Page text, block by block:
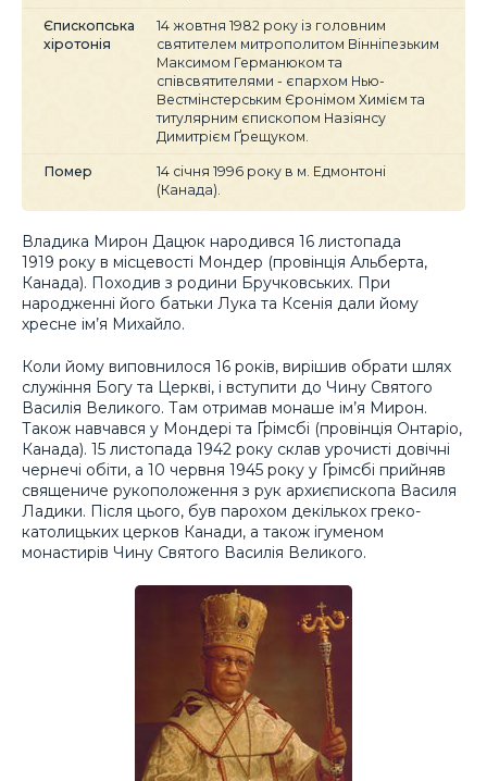
Єпископська
хіротонія
14 жовтня 1982 року із головним
святителем митрополитом Вінніпезьким
Максимом Германюком та
співсвятителями - єпархом Нью-
Вестмінстерським Єронімом Химієм та
титулярним єпископом Назіянсу
Димитрієм Ґрещуком.
Помер
14 січня 1996 року в м. Едмонтоні
(Канада).
Владика Мирон Дацюк народився 16 листопада
1919 року в місцевості Мондер (провінція Альберта,
Канада). Походив з родини Бручковських. При
народженні його батьки Лука та Ксенія дали йому
хресне ім’я Михайло.
Коли йому виповнилося 16 років, вирішив обрати шлях
служіння Богу та Церкві, і вступити до Чину Святого
Василія Великого. Там отримав монаше ім’я Мирон.
Також навчався у Мондері та Ґрімсбі (провінція Онтаріо,
Канада). 15 листопада 1942 року склав урочисті довічні
чернечі обіти, а 10 червня 1945 року у Ґрімсбі прийняв
священиче рукоположення з рук архиєпископа Василя
Ладики. Після цього, був парохом декількох греко-
католицьких церков Канади, а також ігуменом
монастирів Чину Святого Василія Великого.